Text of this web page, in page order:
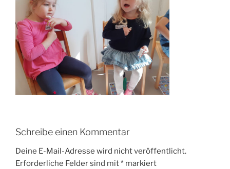
Schreibe einen Kommentar
Deine E-Mail-Adresse wird nicht veröffentlicht.
Erforderliche Felder sind mit* markiert